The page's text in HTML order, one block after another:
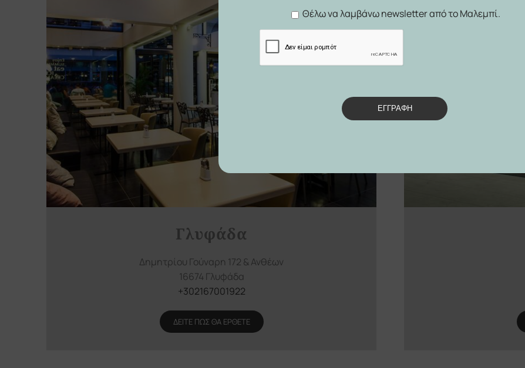
Γλυφάδα
Δημητρίου Γούναρη 172 & Ανθέων
16674 Γλυφάδα
+302167001922
ΔΕΙΤΕ ΠΩΣ ΘΑ ΕΡΘΕΤΕ
Θέλω να λαμβάνω newsletter από το Μαλεμπί.
ΕΓΓΡΑΦΗ